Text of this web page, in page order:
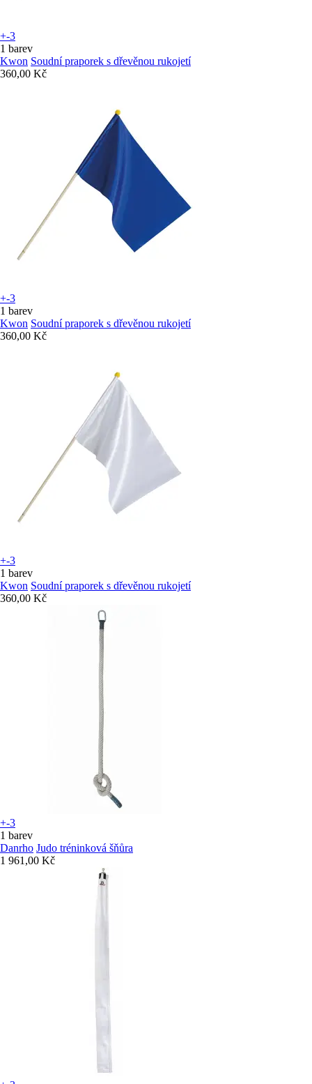
+-3
1 barev
Kwon Soudní praporek s dřevěnou rukojetí
360,00 Kč
+-3
1 barev
Kwon Soudní praporek s dřevěnou rukojetí
360,00 Kč
+-3
1 barev
Kwon Soudní praporek s dřevěnou rukojetí
360,00 Kč
+-3
1 barev
Danrho Judo tréninková šňůra
1 961,00 Kč